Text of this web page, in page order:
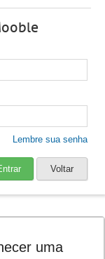
Lembre sua senha
Voltar
uma